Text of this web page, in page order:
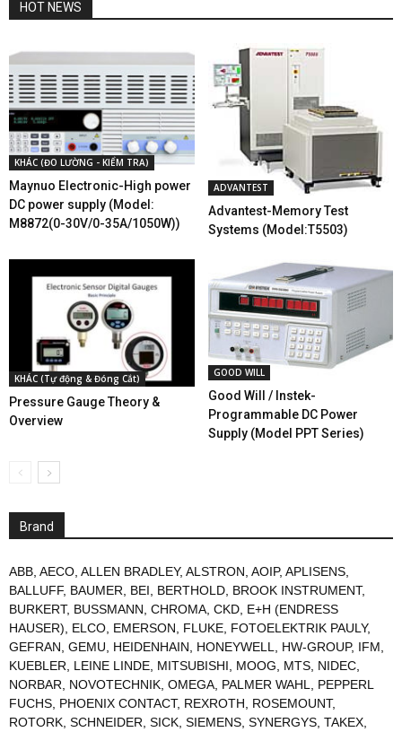
HOT NEWS
KHÁC (ĐO LƯỜNG - KIỂM TRA)
Maynuo Electronic-High power
DC power supply (Model:
M8872(0-30V/0-35A/1050W))
ADVANTEST
Advantest-Memory Test
Systems (Model:T5503)
KHÁC (Tự động & Đóng Cắt)
Pressure Gauge Theory &
Overview
GOOD WILL
Good Will / Instek-
Programmable DC Power
Supply (Model PPT Series)
Brand
ABB AECO ALLEN BRADLEY, ALSTRON AOIP, APLISENS
BALLUFF, BAUMER BEI BERTHOLD BROOK INSTRUMENT,
BURKERT, BUSSMANN CHROMA CKD E+H (ENDRESS
HAUSER)
ELCO EMERSON FLUKE FOTOELEKTRIK PAULY,
GEFRAN GEMU HEIDENHAIN HONEYWELL HW-GROUP, IFM
KUEBLER
LEINE LINDE MITSUBISHI MOOG MTS NIDEC
NORBAR
NOVOTECHNIK OMEGA PALMER WAHL
PEPPERL
FUCHS PHOENIX CONTACT, REXROTH ROSEMOUNT,
ROTORK SCHNEIDER SICK SIEMENS SYNERGYS TAKEX